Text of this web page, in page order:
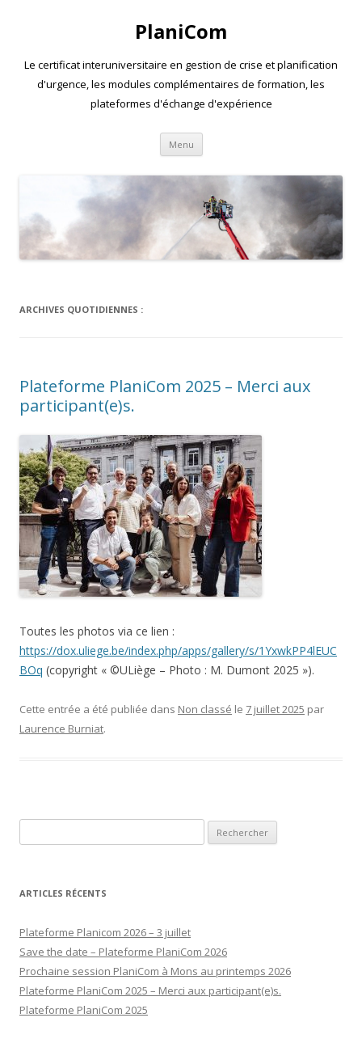
PlaniCom
Le certificat interuniversitaire en gestion de crise et planification
d'urgence, les modules complémentaires de formation, les
plateformes d'échange d'expérience
Menu Aller
contenu
ARCHIVES QUOTIDIENNES :
Plateforme PlaniCom 2025 – Merci aux
participant(e)s.
Toutes les photos via ce lien :
https://dox.uliege.be/index.php/apps/gallery/s/1YxwkPP4lEUC
BOq (copyright « ©ULiège – Photo : M. Dumont 2025 »).
Cette entrée a été publiée dans Non classé le 7 juillet 2025 par
Laurence Burniat.
ARTICLES RÉCENTS
Plateforme Planicom 2026 – 3 juillet
Save the date – Plateforme PlaniCom 2026
Prochaine session PlaniCom à Mons au printemps 2026
Plateforme PlaniCom 2025 – Merci aux participant(e)s.
Plateforme PlaniCom 2025